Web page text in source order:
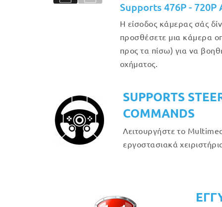
Supports 476P - 720P
Η είσοδος κάμερας σάς
προσθέσετε μια κάμερα
προς τα πίσω) για να
οχήματος.
SUPPORTS
COMMANDS
Λειτουργήστε το
εργοστασιακά